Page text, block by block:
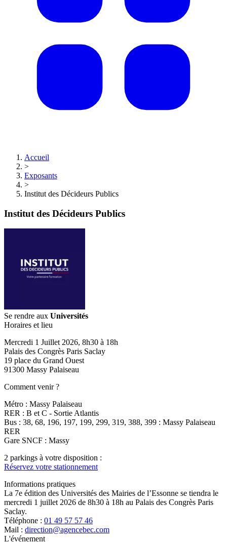
Accueil
>
Exposants
>
Institut des Décideurs Publics
Institut des Décideurs Publics
Se rendre aux Universités
Horaires et lieu
Mercredi 1 Juillet 2026, 8h30 à 18h
Palais des Congrès Paris Saclay
19 place du Grand Ouest
91300 Massy Palaiseau
Comment venir ?
Métro : Massy Palaiseau
RER : B et C - Sortie Atlantis
Bus : 38, 68, 196, 197, 199, 299, 319, 388, 399 : Massy Palaiseau
RER
Gare SNCF : Massy
2 parkings à votre disposition :
Réservez votre stationnement
Informations pratiques
La 7e édition des Universités des Mairies de l’Essonne se tiendra le
mercredi 1 juillet 2026 de 8h30 à 18h au Palais des Congrès Paris
Saclay.
Téléphone : 01 49 57 57 46
Mail : direction@agencebec.com
L'événement